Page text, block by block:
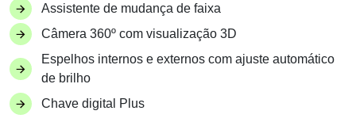
Assistente de mudança de faixa
Câmera 360º com visualização 3D
Espelhos internos e externos com ajuste automático
de brilho
Chave digital Plus